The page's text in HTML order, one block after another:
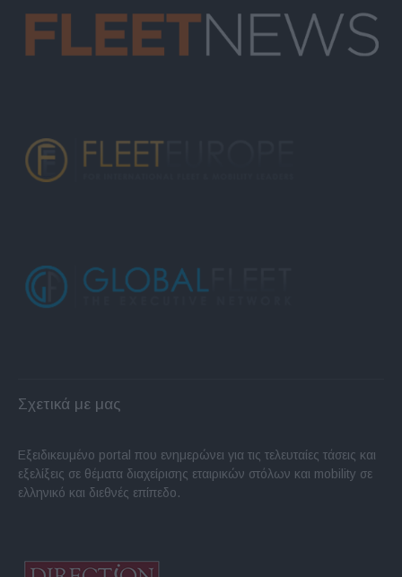
Σχετικά με μας
Εξειδικευμένο portal που ενημερώνει για τις τελευταίες τάσεις και
εξελίξεις σε θέματα διαχείρισης εταιρικών στόλων και mobility σε
ελληνικό και διεθνές επίπεδο.